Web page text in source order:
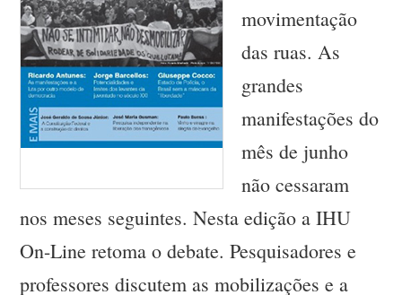
movimentação
das ruas. As
grandes
manifestações do
mês de junho
não cessaram
nos meses seguintes. Nesta edição a IHU
On-Line retoma o debate. Pesquisadores e
professores discutem as mobilizações e a